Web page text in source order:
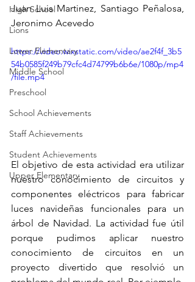
High School
Lions
Lower Elementary
Middle School
Preschool
School Achievements
Staff Achievements
Student Achievements
Upper Elementary
Juan Luis Martinez, Santiago Peñalosa,
Jeronimo Acevedo
https://video.wixstatic.com/video/ae2f4f_3b5
54b0585f249b79cfc4d74799b6b6e/1080p/mp4
/file.mp4
El objetivo de esta actividad era utilizar
nuestro conocimiento de circuitos y
componentes eléctricos para fabricar
luces navideñas funcionales para un
árbol de Navidad. La actividad fue útil
porque pudimos aplicar nuestro
conocimiento de circuitos en un
proyecto divertido que resolvió un